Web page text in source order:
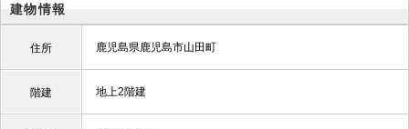
建物情報
住所 鹿児島県鹿児島市山田町
階建 地上2階建